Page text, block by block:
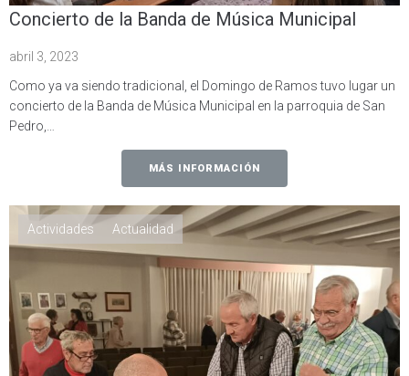
Concierto de la Banda de Música Municipal
abril 3, 2023
Como ya va siendo tradicional, el Domingo de Ramos tuvo lugar un
concierto de la Banda de Música Municipal en la parroquia de San
Pedro,…
MÁS INFORMACIÓN
Actividades Actualidad